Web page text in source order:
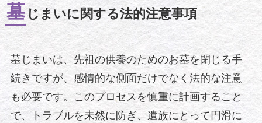
墓じまいに関する法的注意事項
墓じまいは、先祖の供養のためのお墓を閉じる手
続きですが、感情的な側面だけでなく法的な注意
も必要です。このプロセスを慎重に計画すること
で、トラブルを未然に防ぎ、遺族にとって円滑に